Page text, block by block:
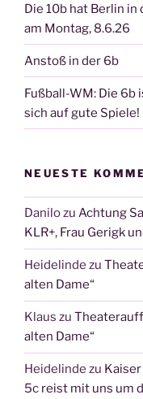
Die 10b hat Berlin in
am Montag, 8.6.26
Anstoß in der 6b
Fußball-WM: Die 6b
sich auf gute Spiele!
NEUESTE
Danilozu Achtung
KLR+, Frau Gerigk
Heidelinde zu
alten Dame“
Klaus zu
alten Dame“
Heidelinde zu
5c reist mit uns um